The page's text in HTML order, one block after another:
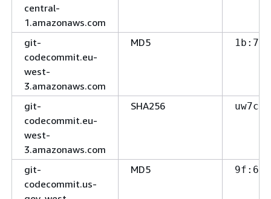
central-
1.amazonaws.com
git-
codecommit.eu-
west-
3.amazonaws.com
MD5
git-
codecommit.eu-
west-
3.amazonaws.com
SHA256
git-
codecommit.us-
MD5